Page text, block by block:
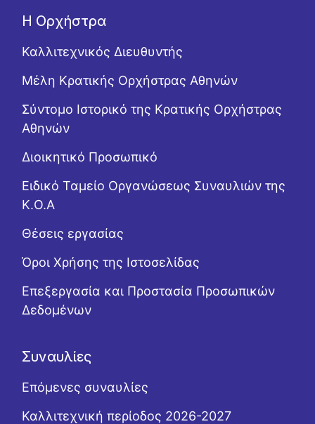
Η Ορχήστρα
Καλλιτεχνικός Διευθυντής
Μέλη Κρατικής Ορχήστρας Αθηνών
Σύντομο Ιστορικό της Κρατικής Ορχήστρας
Αθηνών
Διοικητικό Προσωπικό
Ειδικό Ταμείο Οργανώσεως Συναυλιών της
Κ.Ο.Α
Θέσεις εργασίας
Όροι Χρήσης της Ιστοσελίδας
Επεξεργασία και Προστασία Προσωπικών
Δεδομένων
Συναυλίες
Επόμενες συναυλίες
Καλλιτεχνική περίοδος 2026-2027